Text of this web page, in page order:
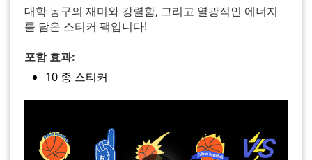
대학 농구의 재미와 강렬함, 그리고 열광적인 에너지
를 담은 스티커 팩입니다!
포함 효과:
10 종 스티커